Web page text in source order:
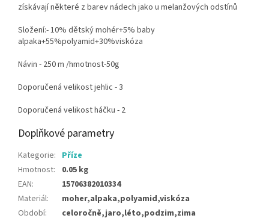
získávají některé z barev nádech jako u melanžových odstínů
Složení:- 10% dětský mohér+5% baby
alpaka+55%polyamid+30%viskóza
Návin - 250 m /hmotnost-50g
Doporučená velikost jehlic - 3
Doporučená velikost háčku - 2
Doplňkové parametry
Kategorie: Příze
Hmotnost:
0.05 kg
EAN:
15706382010334
Materiál:
moher,alpaka,polyamid,viskóza
Období:
celoročně,jaro,léto,podzim,zima